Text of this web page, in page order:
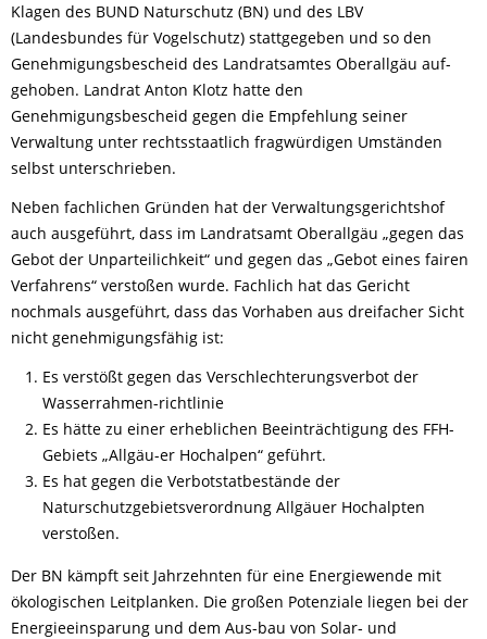
Klagen des BUND Naturschutz (BN) und des LBV
(Landesbundes für Vogelschutz) stattgegeben und so den
Genehmigungsbescheid des Landratsamtes Oberallgäu auf-
gehoben. Landrat Anton Klotz hatte den
Genehmigungsbescheid gegen die Empfehlung seiner
Verwaltung unter rechtsstaatlich fragwürdigen Umständen
selbst unterschrieben.
Neben fachlichen Gründen hat der Verwaltungsgerichtshof
auch ausgeführt, dass im Landratsamt Oberallgäu „gegen das
Gebot der Unparteilichkeit“ und gegen das „Gebot eines fairen
Verfahrens“ verstoßen wurde. Fachlich hat das Gericht
nochmals ausgeführt, dass das Vorhaben aus dreifacher Sicht
nicht genehmigungsfähig ist:
Es verstößt gegen das Verschlechterungsverbot der
Wasserrahmen-richtlinie
Es hätte zu einer erheblichen Beeinträchtigung des FFH-
Gebiets „Allgäu-er Hochalpen“ geführt.
Es hat gegen die Verbotstatbestände der
Naturschutzgebietsverordnung Allgäuer Hochalpten
verstoßen.
Der BN kämpft seit Jahrzehnten für eine Energiewende mit
ökologischen Leitplanken. Die großen Potenziale liegen bei der
Energieeinsparung und dem Aus-bau von Solar‐ und